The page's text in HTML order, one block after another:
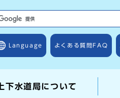
Language よくある質問 FAQ
上下水道局について